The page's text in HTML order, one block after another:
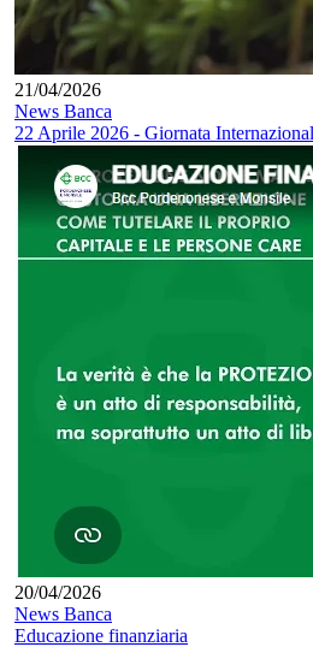
21/04/2026
News Banca
22 Aprile 2026 - Giornata
20/04/2026
News Banca
Educazione finanziaria